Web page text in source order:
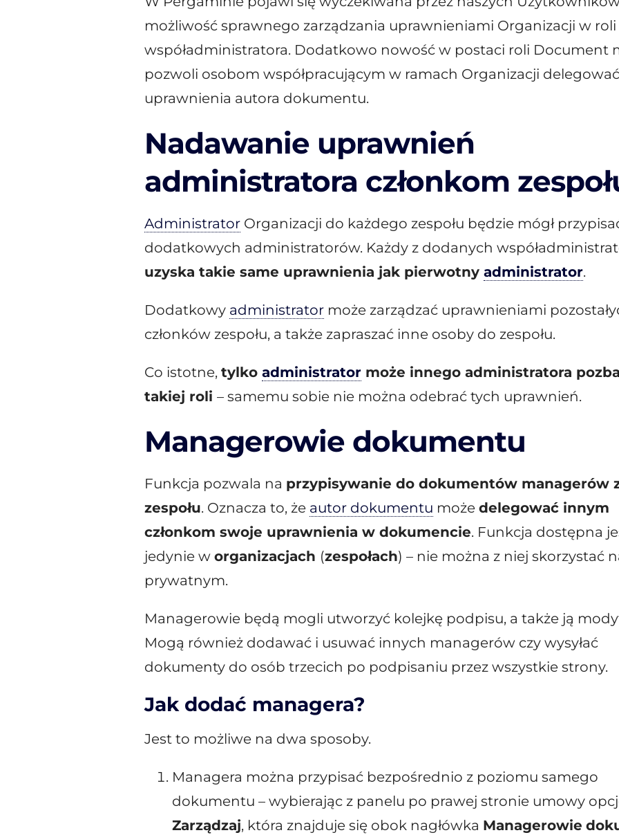
możliwość sprawnego zarządzania uprawnieniami Organizacji w roli
współadministratora. Dodatkowo nowość w postaci roli Document
pozwoli osobom współpracującym w ramach Organizacji delegować
uprawnienia autora dokumentu.
Nadawanie uprawnień
administratora członkom
AdministratorOrganizacji do każdego zespołu będzie mógł
dodatkowych administratorów. Każdy z dodanych
uzyska takie same uprawnienia jak pierwotny administrator.
Dodatkowy administratormoże zarządzać uprawnieniami
członków zespołu, a także zapraszać inne osoby do zespołu.
Co istotne, tylko administratormoże innego administratora
takiej roli – samemu sobie nie można odebrać tych uprawnień.
Managerowie dokumentu
Funkcja pozwala na przypisywanie do dokumentów managerów
zespołu. Oznacza to, że autor dokumentu może delegować innym
członkom swoje uprawnienia w dokumencie. Funkcja dostępna
jedynie w organizacjach (zespołach) – nie można z niej skorzystać
prywatnym.
Managerowie będą mogli utworzyć kolejkę podpisu, a także ją
Mogą również dodawać i usuwać innych managerów czy wysyłać
dokumenty do osób trzecich po podpisaniu przez wszystkie strony.
Jak dodać managera?
Jest to możliwe na dwa sposoby.
Managera można przypisać bezpośrednio z poziomu samego
dokumentu – wybierając z panelu po prawej stronie umowy
Zarządzaj, która znajduje się obok nagłówka Managerowie